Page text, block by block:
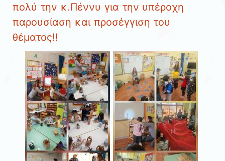
πολύ την κ.Πέννυ για την υπέροχη
παρουσίαση και προσέγγιση του
θέματος!!